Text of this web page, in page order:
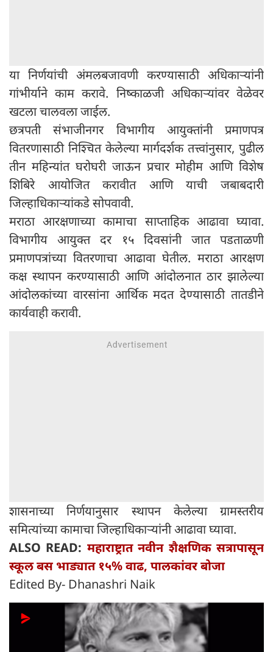
या निर्णयांची अंमलबजावणी करण्यासाठी अधिकाऱ्यांनी
गांभीर्याने काम करावे. निष्काळजी अधिकाऱ्यांवर वेळेवर
खटला चालवला जाईल.
छत्रपती संभाजीनगर विभागीय आयुक्तांनी प्रमाणपत्र
वितरणासाठी निश्चित केलेल्या मार्गदर्शक तत्त्वांनुसार, पुढील
तीन महिन्यांत घरोघरी जाऊन प्रचार मोहीम आणि विशेष
शिबिरे आयोजित करावीत आणि याची जबाबदारी
जिल्हाधिकाऱ्यांकडे सोपवावी.
मराठा आरक्षणाच्या कामाचा साप्ताहिक आढावा घ्यावा.
विभागीय आयुक्त दर १५ दिवसांनी जात पडताळणी
प्रमाणपत्रांच्या वितरणाचा आढावा घेतील. मराठा आरक्षण
कक्ष स्थापन करण्यासाठी आणि आंदोलनात ठार झालेल्या
आंदोलकांच्या वारसांना आर्थिक मदत देण्यासाठी तातडीने
कार्यवाही करावी.
शासनाच्या निर्णयानुसार स्थापन केलेल्या ग्रामस्तरीय
समित्यांच्या कामाचा जिल्हाधिकाऱ्यांनी आढावा घ्यावा.
ALSO READ: महाराष्ट्रात नवीन शैक्षणिक सत्रापासून
स्कूल बस भाड्यात १५% वाढ, पालकांवर बोजा
Edited By- Dhanashri Naik